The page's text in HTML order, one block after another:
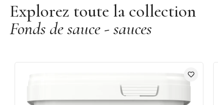
conservateur.
Un bordereau de traçabilité détachable et recollable une
boîte service pratique, hermétique et empilable
Explorez toute la collection
Fonds de sauce - sauces